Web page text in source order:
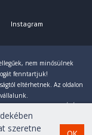
: 128
Instagram
nem minősülnek
fenntartjuk!
eltérhetnek. Az oldalon
vállalunk.
szeretne